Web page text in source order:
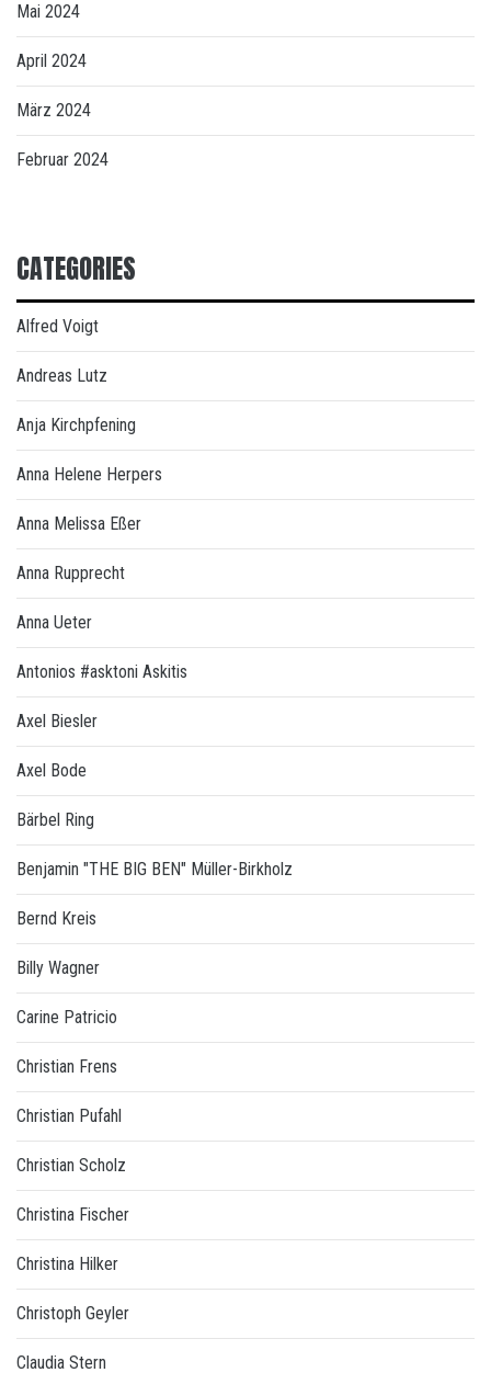
Mai 2024
April 2024
März 2024
Februar 2024
CATEGORIES
Alfred Voigt
Andreas Lutz
Anja Kirchpfening
Anna Helene Herpers
Anna Melissa Eßer
Anna Rupprecht
Anna Ueter
Antonios #asktoni Askitis
Axel Biesler
Axel Bode
Bärbel Ring
Benjamin "THE BIG BEN" Müller-Birkholz
Bernd Kreis
Billy Wagner
Carine Patricio
Christian Frens
Christian Pufahl
Christian Scholz
Christina Fischer
Christina Hilker
Christoph Geyler
Claudia Stern